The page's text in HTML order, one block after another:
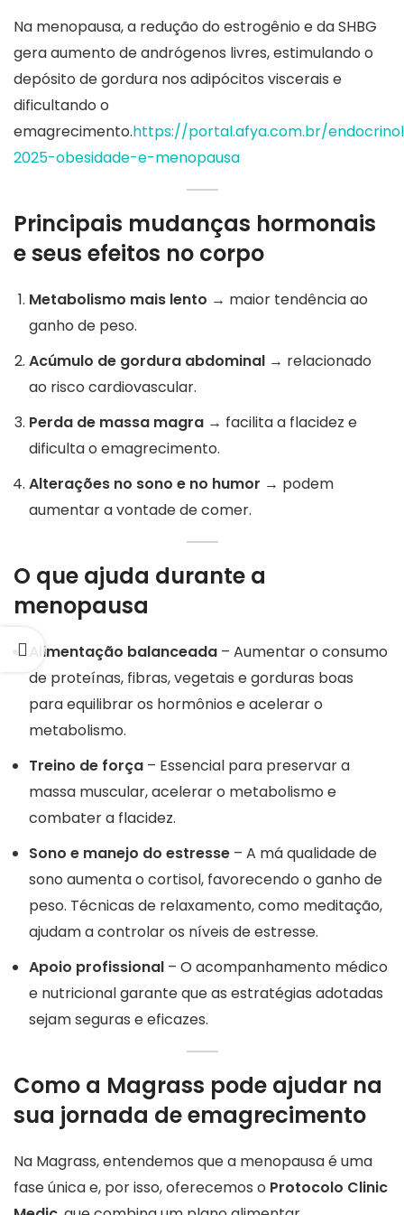
Na menopausa, a redução do estrogênio e da SHBG
gera aumento de andrógenos livres, estimulando o
depósito de gordura nos adipócitos viscerais e
dificultando o
emagrecimento.https://portal.afya.com.br/
2025-obesidade-e-menopausa
Principais mudanças hormonais
e seus efeitos no corpo
Metabolismo mais lento → maior tendência ao
ganho de peso.
Acúmulo de gordura abdominal → relacionado
ao risco cardiovascular.
Perda de massa magra → facilita a flacidez e
dificulta o emagrecimento.
Alterações no sono e no humor → podem
aumentar a vontade de comer.
O que ajuda durante a
menopausa
Alimentação balanceada – Aumentar o consumo
de proteínas, fibras, vegetais e gorduras boas
para equilibrar os hormônios e acelerar o
metabolismo.
Treino de força – Essencial para preservar a
massa muscular, acelerar o metabolismo e
combater a flacidez.
Sono e manejo do estresse – A má qualidade de
sono aumenta o cortisol, favorecendo o ganho de
peso. Técnicas de relaxamento, como meditação,
ajudam a controlar os níveis de estresse.
Apoio profissional – O acompanhamento médico
e nutricional garante que as estratégias adotadas
sejam seguras e eficazes.
Como a Magrass pode ajudar na
sua jornada de emagrecimento
Na Magrass, entendemos que a menopausa é uma
fase única e, por isso, oferecemos o Protocolo Clinic